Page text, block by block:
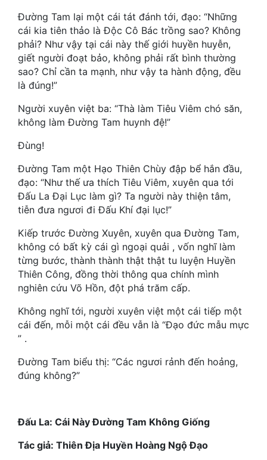
Hệ Thống
Học Đường
Khoa Huyễn
Kinh Dị
Kiếm Hiệp
Kỳ Huyễn
Kỳ Ảo
Linh Dị
Làm Giàu
Lịch Sử
Mưu Mô
Mạt Thế
Mỹ Thực
Ngôn Tình
Ngược
Phong Thủy - Tâm Linh
Đường Tam lại một cái tát đánh tới, đạo: “Những
cái kia tiên thảo là Độc Cô Bác trồng sao? Không
phải? Như vậy tại cái này thế giới huyền huyễn,
giết người đoạt bảo, không phải rất bình thường
sao? Chỉ cần ta mạnh, như vậy ta hành động, đều
là đúng!”
Người xuyên việt ba: “Thà làm Tiêu Viêm chó săn,
không làm Đường Tam huynh đệ!”
Đùng!
Đường Tam một Hạo Thiên Chùy đập bể hắn đầu,
đạo: “Như thế ưa thích Tiêu Viêm, xuyên qua tới
Đấu La Đại Lục làm gì? Ta người này thiện tâm,
tiễn đưa ngươi đi Đấu Khí đại lục!”
Kiếp trước Đường Xuyên, xuyên qua Đường Tam,
không có bất kỳ cái gì ngoại quải , vốn nghĩ làm
từng bước, thành thành thật thật tu luyện Huyền
Thiên Công, đồng thời thông qua chính mình
nghiên cứu Võ Hồn, đột phá trăm cấp.
Không nghĩ tới, người xuyên việt một cái tiếp một
cái đến, mỗi một cái đều vẫn là “Đạo đức mẫu mực
” .
Đường Tam biểu thị: “Các ngươi rảnh đến hoảng,
đúng không?”
Đấu La: Cái Này Đường Tam Không Giống
Tác giả: Thiên Địa Huyền Hoàng Ngộ Đạo